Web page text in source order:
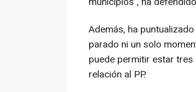
Además, ha
parado ni un solo
puede permitir estar
relación al PP.